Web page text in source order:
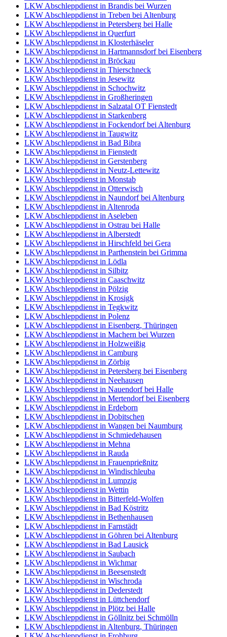
LKW Abschleppdienst in Brandis bei Wurzen
LKW Abschleppdienst in Treben bei Altenburg
LKW Abschleppdienst in Petersberg bei Halle
LKW Abschleppdienst in Querfurt
LKW Abschleppdienst in Klosterhäseler
LKW Abschleppdienst in Hartmannsdorf bei Eisenberg
LKW Abschleppdienst in Bröckau
LKW Abschleppdienst in Thierschneck
LKW Abschleppdienst in Jesewitz
LKW Abschleppdienst in Schochwitz
LKW Abschleppdienst in Großheringen
LKW Abschleppdienst in Salzatal OT Fienstedt
LKW Abschleppdienst in Starkenberg
LKW Abschleppdienst in Fockendorf bei Altenburg
LKW Abschleppdienst in Taugwitz
LKW Abschleppdienst in Bad Bibra
LKW Abschleppdienst in Fienstedt
LKW Abschleppdienst in Gerstenberg
LKW Abschleppdienst in Neutz-Lettewitz
LKW Abschleppdienst in Monstab
LKW Abschleppdienst in Otterwisch
LKW Abschleppdienst in Naundorf bei Altenburg
LKW Abschleppdienst in Altenroda
LKW Abschleppdienst in Aseleben
LKW Abschleppdienst in Ostrau bei Halle
LKW Abschleppdienst in Alberstedt
LKW Abschleppdienst in Hirschfeld bei Gera
LKW Abschleppdienst in Parthenstein bei Grimma
LKW Abschleppdienst in Lödla
LKW Abschleppdienst in Silbitz
LKW Abschleppdienst in Caaschwitz
LKW Abschleppdienst in Pölzig
LKW Abschleppdienst in Krosigk
LKW Abschleppdienst in Tegkwitz
LKW Abschleppdienst in Polenz
LKW Abschleppdienst in Eisenberg, Thüringen
LKW Abschleppdienst in Machern bei Wurzen
LKW Abschleppdienst in Holzweißig
LKW Abschleppdienst in Camburg
LKW Abschleppdienst in Zörbig
LKW Abschleppdienst in Petersberg bei Eisenberg
LKW Abschleppdienst in Neehausen
LKW Abschleppdienst in Nauendorf bei Halle
LKW Abschleppdienst in Mertendorf bei Eisenberg
LKW Abschleppdienst in Erdeborn
LKW Abschleppdienst in Dobitschen
LKW Abschleppdienst in Wangen bei Naumburg
LKW Abschleppdienst in Schmiedehausen
LKW Abschleppdienst in Mehna
LKW Abschleppdienst in Rauda
LKW Abschleppdienst in Frauenprießnitz
LKW Abschleppdienst in Windischleuba
LKW Abschleppdienst in Lumpzig
LKW Abschleppdienst in Wettin
LKW Abschleppdienst in Bitterfeld-Wolfen
LKW Abschleppdienst in Bad Köstritz
LKW Abschleppdienst in Bethenhausen
LKW Abschleppdienst in Farnstädt
LKW Abschleppdienst in Göhren bei Altenburg
LKW Abschleppdienst in Bad Lausick
LKW Abschleppdienst in Saubach
LKW Abschleppdienst in Wichmar
LKW Abschleppdienst in Beesenstedt
LKW Abschleppdienst in Wischroda
LKW Abschleppdienst in Dederstedt
LKW Abschleppdienst in Lüttchendorf
LKW Abschleppdienst in Plötz bei Halle
LKW Abschleppdienst in Göllnitz bei Schmölln
LKW Abschleppdienst in Altenburg, Thüringen